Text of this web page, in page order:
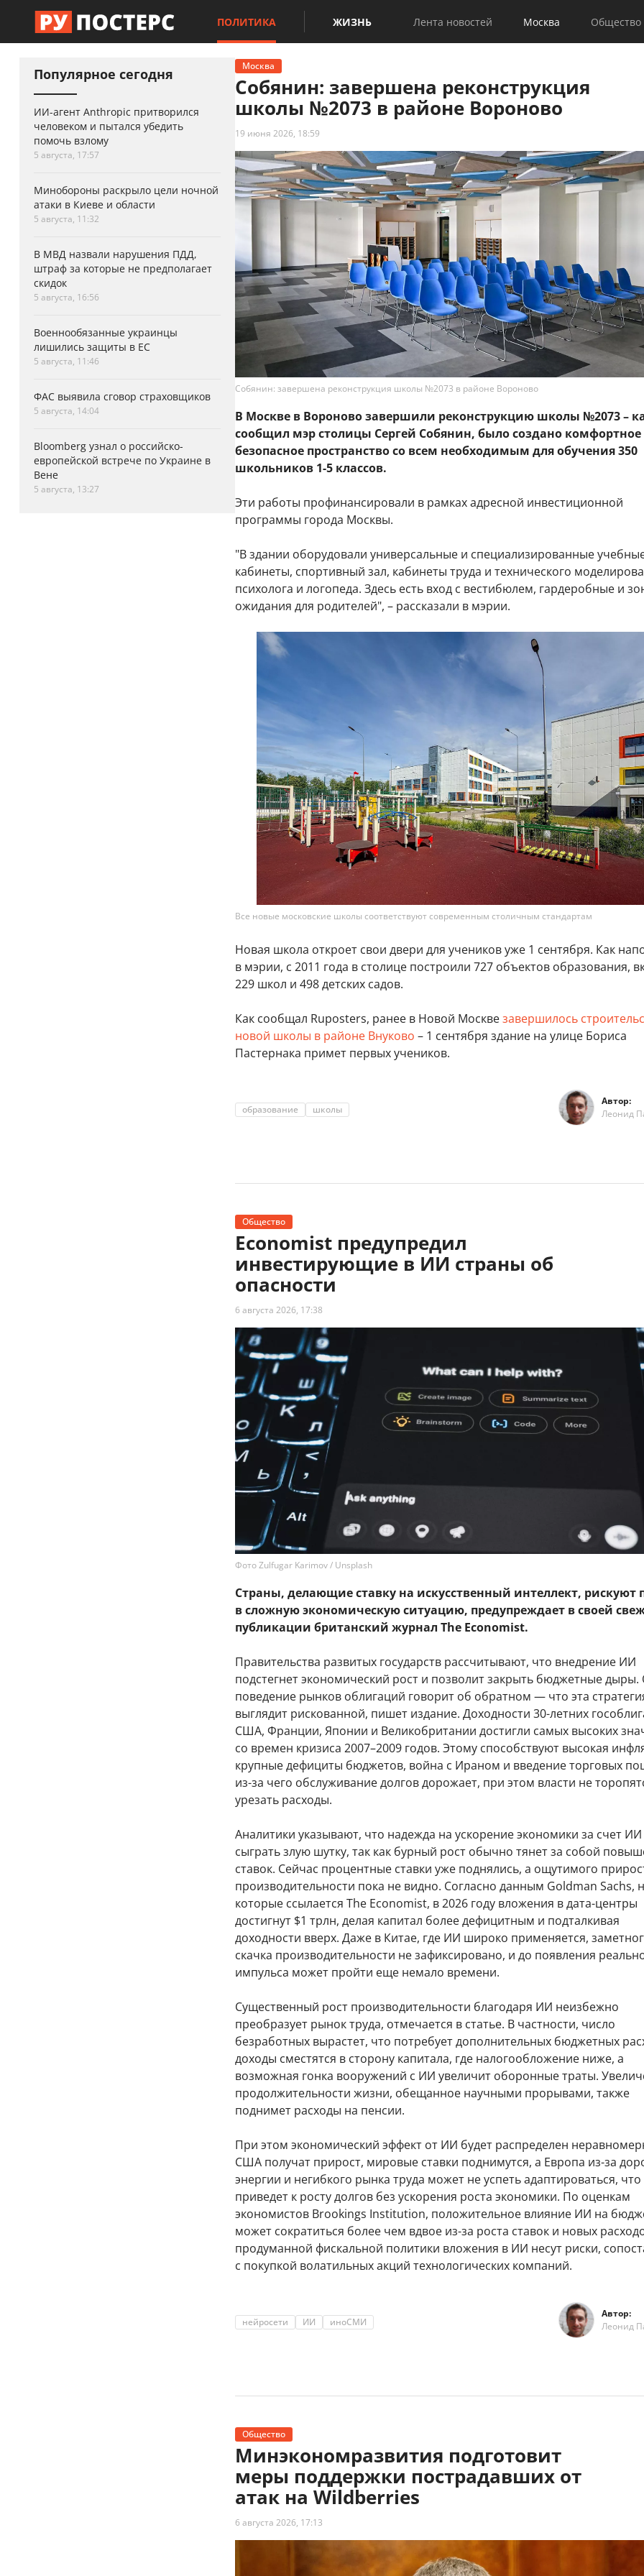
ПОЛИТИКА ЖИЗНЬ Лента новостей Москва Общество
Популярное сегодня
ИИ-агент Anthropic притворился
человеком и пытался убедить
помочь взлому
5 августа, 17:57
Минобороны раскрыло цели ночной
атаки в Киеве и области
5 августа, 11:32
В МВД назвали нарушения ПДД,
штраф за которые не предполагает
скидок
5 августа, 16:56
Военнообязанные украинцы
лишились защиты в ЕС
5 августа, 11:46
ФАС выявила сговор страховщиков
5 августа, 14:04
Bloomberg узнал о российско-
европейской встрече по Украине в
Вене
5 августа, 13:27
Москва
Собянин: завершена реконструкция
школы №2073 в районе Вороново
19 июня 2026, 18:59
Собянин: завершена реконструкция школы №2073 в районе Вороново
В Москве в Вороново завершили реконструкцию школы №2073 –
сообщил мэр столицы Сергей Собянин, было создано комфортное
безопасное пространство со всем необходимым для обучения 350
школьников 1-5 классов.
Эти работы профинансировали в рамках адресной инвестиционной
программы города Москвы.
"В здании оборудовали универсальные и специализированные
кабинеты, спортивный зал, кабинеты труда и технического
психолога и логопеда. Здесь есть вход с вестибюлем, гардеробные и
ожидания для родителей", – рассказали в мэрии.
Все новые московские школы соответствуют современным столичным стандартам
Новая школа откроет свои двери для учеников уже 1 сентября. Как
в мэрии, с 2011 года в столице построили 727 объектов образования,
229 школ и 498 детских садов.
Как сообщал Ruposters, ранее в Новой Москвезавершилось
новой школы в районе Внуково – 1 сентября здание на улице Бориса
Пастернака примет первых учеников.
образование школы
Автор:
Леонид
Общество
Economist предупредил
инвестирующие в ИИ страны об
опасности
6 августа 2026, 17:38
Фото Zulfugar Karimov / Unsplash
Страны, делающие ставку на искусственный интеллект, рискуют
в сложную экономическую ситуацию, предупреждает в своей
публикации британский журнал The Economist.
Правительства развитых государств рассчитывают, что внедрение ИИ
подстегнет экономический рост и позволит закрыть бюджетные дыры.
поведение рынков облигаций говорит об обратном — что эта
выглядит рискованной, пишет издание. Доходности 30-летних
США, Франции, Японии и Великобритании достигли самых высоких
со времен кризиса 2007–2009 годов. Этому способствуют высокая
крупные дефициты бюджетов, война с Ираном и введение торговых
из-за чего обслуживание долгов дорожает, при этом власти не
урезать расходы.
Аналитики указывают, что надежда на ускорение экономики за счет
сыграть злую шутку, так как бурный рост обычно тянет за собой
ставок. Сейчас процентные ставки уже поднялись, а ощутимого
производительности пока не видно. Согласно данным Goldman Sachs,
которые ссылается The Economist, в 2026 году вложения в дата-центры
достигнут $1 трлн, делая капитал более дефицитным и подталкивая
доходности вверх. Даже в Китае, где ИИ широко применяется,
скачка производительности не зафиксировано, и до появления
импульса может пройти еще немало времени.
Существенный рост производительности благодаря ИИ неизбежно
преобразует рынок труда, отмечается в статье. В частности, число
безработных вырастет, что потребует дополнительных бюджетных
доходы сместятся в сторону капитала, где налогообложение ниже, а
возможная гонка вооружений с ИИ увеличит оборонные траты.
продолжительности жизни, обещанное научными прорывами, также
поднимет расходы на пенсии.
При этом экономический эффект от ИИ будет распределен
США получат прирост, мировые ставки поднимутся, а Европа из-за
энергии и негибкого рынка труда может не успеть адаптироваться, что
приведет к росту долгов без ускорения роста экономики. По оценкам
экономистов Brookings Institution, положительное влияние ИИ на
может сократиться более чем вдвое из-за роста ставок и новых
продуманной фискальной политики вложения в ИИ несут риски,
с покупкой волатильных акций технологических компаний.
нейросети ИИ иноСМИ
Автор:
Леонид
Общество
Минэкономразвития подготовит
меры поддержки пострадавших от
атак на Wildberries
6 августа 2026, 17:13